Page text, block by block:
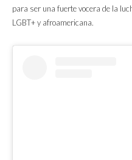
para ser una fuerte vocera de la
LGBT+ y afroamericana.